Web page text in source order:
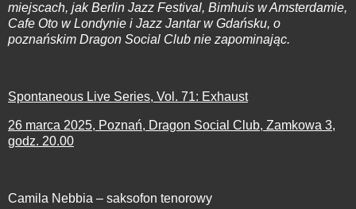
miejscach, jak Berlin Jazz Festival, Bimhuis w Amsterdamie,
Cafe Oto w Londynie i Jazz Jantar w Gdańsku, o
poznańskim Dragon Social Club nie zapominając.
Spontaneous Live Series, Vol. 71: Exhaust
26 marca 2025, Poznań, Dragon Social Club, Zamkowa 3,
godz. 20.00
Camila Nebbia – saksofon tenorowy